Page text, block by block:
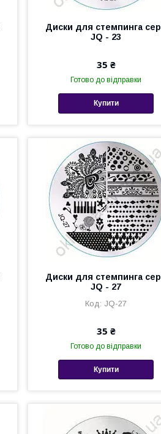
Диски для стемпинга
JQ - 23
35 ₴
Готово до відправки
Купити
Диски для стемпинга
JQ - 27
JQ-27
35 ₴
Готово до відправки
Купити